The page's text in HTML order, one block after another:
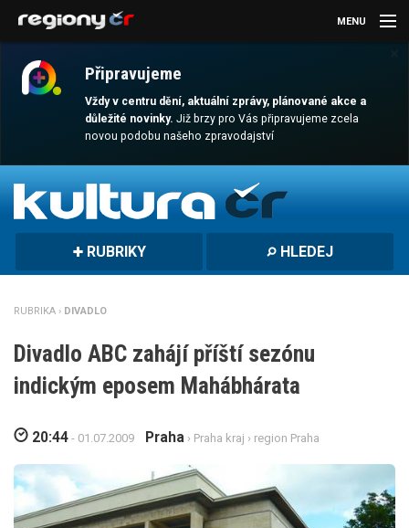
Připravujeme
Vždy v centru dění, aktuální zprávy, plánované akce a
důležité novinky.Již brzy pro Vás připravujeme zcela
novou podobu našeho zpravodajství
MENU
AKTUALITY
MAGAZÍN
RUBRIKY HLEDEJ
RUBRIKA › DIVADLO
Divadlo ABC zahájí příští sezónu
indickým eposem Mahábhárata
20:44 - 01.07.2009 Praha › Praha kraj › region Praha